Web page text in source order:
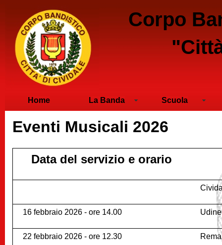
Corpo
Home La Banda Scuola
Eventi Musicali 2026
Data del servizio e orario
16 febbraio 2026 - ore 14.00
22 febbraio 2026 - ore 12.30